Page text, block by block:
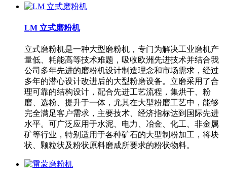
LM 立式磨粉机
立式磨粉机是一种大型磨粉机，专门为解决工业磨机产
量低、耗能高等技术难题，吸收欧洲先进技术并结合我
公司多年先进的磨粉机设计制造理念和市场需求，经过
多年的潜心设计改进后的大型粉磨设备。立磨采用了合
理可靠的结构设计，配合先进工艺流程，集烘干、粉
磨、选粉、提升于一体，尤其在大型粉磨工艺中，能够
完全满足客户需求，主要技术、经济指标达到国际先进
水平。可广泛应用于水泥、电力、冶金、化工、非金属
矿等行业，特别适用于各种矿石的大型制粉加工，将块
状、颗粒状及粉状原料磨成所要求的粉状物料。